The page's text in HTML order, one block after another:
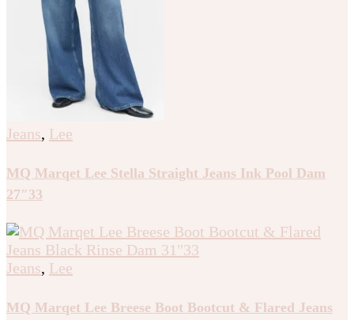
Jeans, Lee
MQ Marqet Lee Stella Straight Jeans Ink Pool Dam
27″33
Jeans, Lee
MQ Marqet Lee Breese Boot Bootcut & Flared Jeans